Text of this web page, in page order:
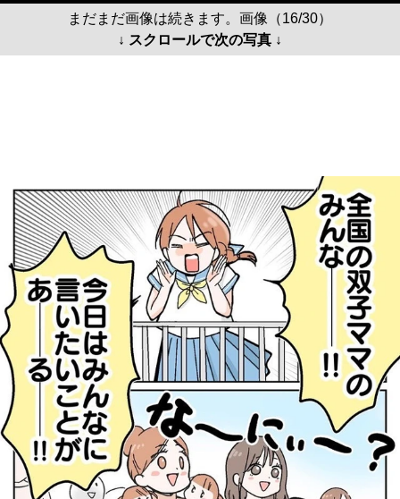
まだまだ画像は続きます。画像（16/30）
↓ スクロールで次の写真 ↓